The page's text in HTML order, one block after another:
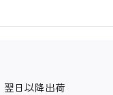
翌日以降出荷